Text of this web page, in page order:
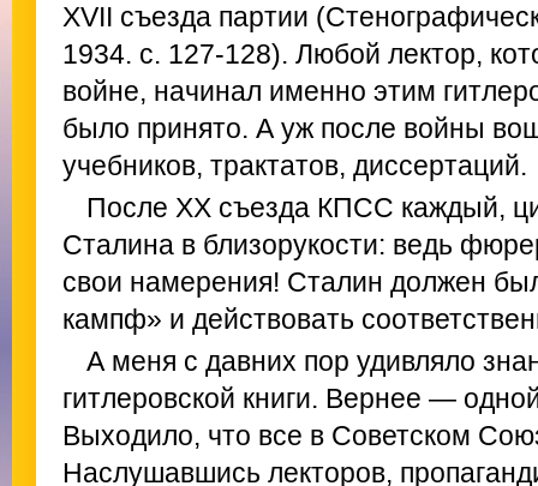
XVII съезда партии
1934. с. 127-128). Любой лектор,
войне, начинал именно этим
было принято. А уж после войны
учебников, трактатов, диссертаций.
После XX съезда КПСС каждый,
Сталина в близорукости: ведь
свои намерения! Сталин должен
кампф» и действовать
А меня с давних пор удивляло
гитлеровской книги. Вернее —
Выходило, что все в Советском
Наслушавшись лекторов,